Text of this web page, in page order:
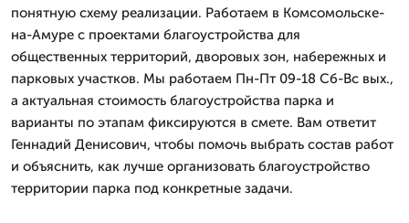
понятную схему реализации. Работаем в Комсомольске-
на-Амуре с проектами благоустройства для
общественных территорий, дворовых зон, набережных и
парковых участков. Мы работаем Пн-Пт 09-18 Сб-Вс вых.,
а актуальная стоимость благоустройства парка и
варианты по этапам фиксируются в смете. Вам ответит
Геннадий Денисович, чтобы помочь выбрать состав работ
и объяснить, как лучше организовать благоустройство
территории парка под конкретные задачи.